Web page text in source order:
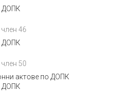
ДОПК
член 46
ДОПК
член 50
актове по ДОПК
ДОПК